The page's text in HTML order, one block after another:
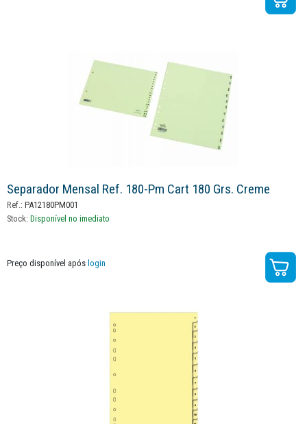
Separador Mensal Ref. 180-Pm Cart 180 Grs. Creme
Ref.: PA12180PM001
Stock: Disponível no imediato
Preço disponível após login